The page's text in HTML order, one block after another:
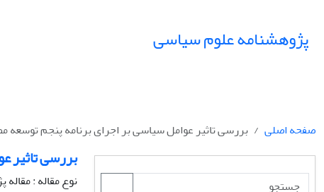
پژوهشنامه علوم سیاسی
صفحه اصلی بررسی تاثیر عوامل سیاسی بر اجرای برنامه پنجم توسعه
بررسی تاثیر
نوع مقاله :